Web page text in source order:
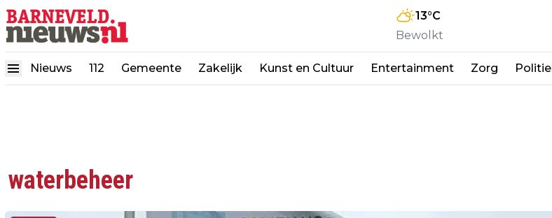
13°C
Bewolkt
Nieuws 112 Gemeente Zakelijk Kunst en Cultuur Entertainment Zorg
waterbeheer